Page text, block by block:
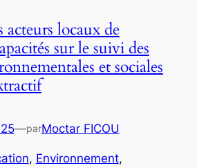
acteurs locaux de
sur le suivi des
et sociales
—parMoctar FICOU
, Environnement